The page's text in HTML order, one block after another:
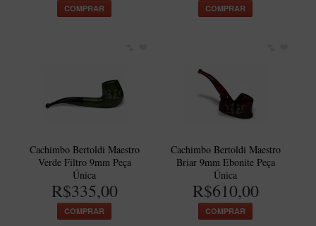
Churchwarden
Luiggi
Mouton
New Rose Polido
COMPRAR COMPRAR
Cachimbo Bertoldi Maestro
Verde Filtro 9mm Peça
Única
R$335,00
COMPRAR
Cachimbo Bertoldi Maestro
Briar 9mm Ebonite Peça
Única
R$610,00
COMPRAR